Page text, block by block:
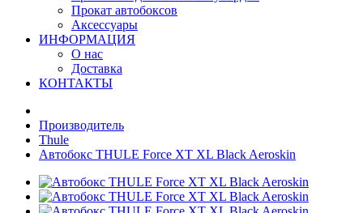
Прокат автобоксов
Аксессуары
ИНФОРМАЦИЯ
О нас
Доставка
КОНТАКТЫ
Производитель
Thule
Автобокс THULE Force XT XL Black Aeroskin